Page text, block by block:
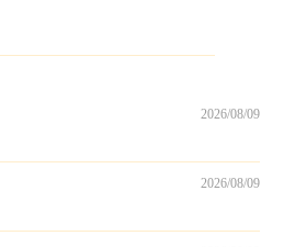
2026/08/09
2026/08/09